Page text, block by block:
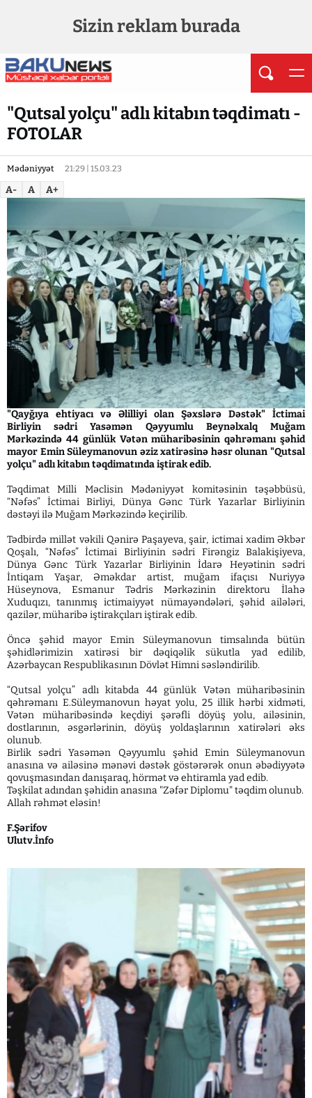
Sizin reklam burada
"Qutsal yolçu" adlı kitabın təqdimatı -
FOTOLAR
Mədəniyyət 21:29 | 15.03.23
A- A A+
"Qayğıya ehtiyacı və Əlilliyi olan Şəxslərə Dəstək" İctimai
Birliyin sədri Yasəmən Qəyyumlu Beynəlxalq Muğam
Mərkəzində 44 günlük Vətən müharibəsinin qəhrəmanı şəhid
mayor Emin Süleymanovun əziz xatirəsinə həsr olunan "Qutsal
yolçu" adlı kitabın təqdimatında iştirak edib.
Təqdimat Milli Məclisin Mədəniyyət komitəsinin təşəbbüsü,
“Nəfəs” İctimai Birliyi, Dünya Gənc Türk Yazarlar Birliyinin
dəstəyi ilə Muğam Mərkəzində keçirilib.
Tədbirdə millət vəkili Qənirə Paşayeva, şair, ictimai xadim Əkbər
Qoşalı, “Nəfəs” İctimai Birliyinin sədri Firəngiz Balakişiyeva,
Dünya Gənc Türk Yazarlar Birliyinin İdarə Heyətinin sədri
İntiqam Yaşar, Əməkdar artist, muğam ifaçısı Nuriyyə
Hüseynova, Esmanur Tədris Mərkəzinin direktoru İlahə
Xuduqızı, tanınmış ictimaiyyət nümayəndələri, şəhid ailələri,
qazilər, müharibə iştirakçıları iştirak edib.
Öncə şəhid mayor Emin Süleymanovun timsalında bütün
şəhidlərimizin xatirəsi bir dəqiqəlik sükutla yad edilib,
Azərbaycan Respublikasının Dövlət Himni səsləndirilib.
“Qutsal yolçu” adlı kitabda 44 günlük Vətən müharibəsinin
qəhrəmanı E.Süleymanovun həyat yolu, 25 illik hərbi xidməti,
Vətən müharibəsində keçdiyi şərəfli döyüş yolu, ailəsinin,
dostlarının, əsgərlərinin, döyüş yoldaşlarının xatirələri əks
olunub.
Birlik sədri Yasəmən Qəyyumlu şəhid Emin Süleymanovun
anasına və ailəsinə mənəvi dəstək göstərərək onun əbədiyyətə
qovuşmasından danışaraq, hörmət və ehtiramla yad edib.
Təşkilat adından şəhidin anasına "Zəfər Diplomu" təqdim olunub.
Allah rəhmət eləsin!
F.Şərifov
Ulutv.İnfo